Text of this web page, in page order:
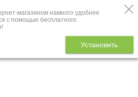
магазином намного удобнее
с помощью бесплатного
Установить